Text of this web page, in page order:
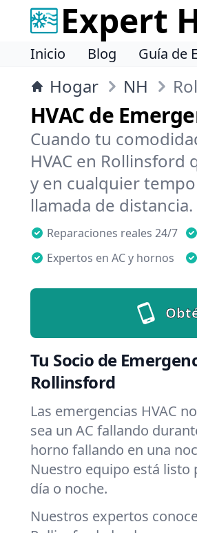
Expert
Inicio Blog Guía de
Hogar NH
HVAC de
Cuando tu
HVAC en
y en cualquier
llamada de distancia.
Reparaciones reales 24/7
Expertos en AC y hornos
Tu Socio de
Rollinsford
Las emergencias HVAC
sea un AC fallando
horno fallando en una
Nuestro equipo está listo
día o noche.
Nuestros expertos